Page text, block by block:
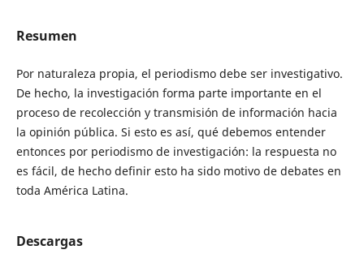
Resumen
Por naturaleza propia, el periodismo debe ser investigativo.
De hecho, la investigación forma parte importante en el
proceso de recolección y transmisión de información hacia
la opinión pública. Si esto es así, qué debemos entender
entonces por periodismo de investigación: la respuesta no
es fácil, de hecho definir esto ha sido motivo de debates en
toda América Latina.
Descargas